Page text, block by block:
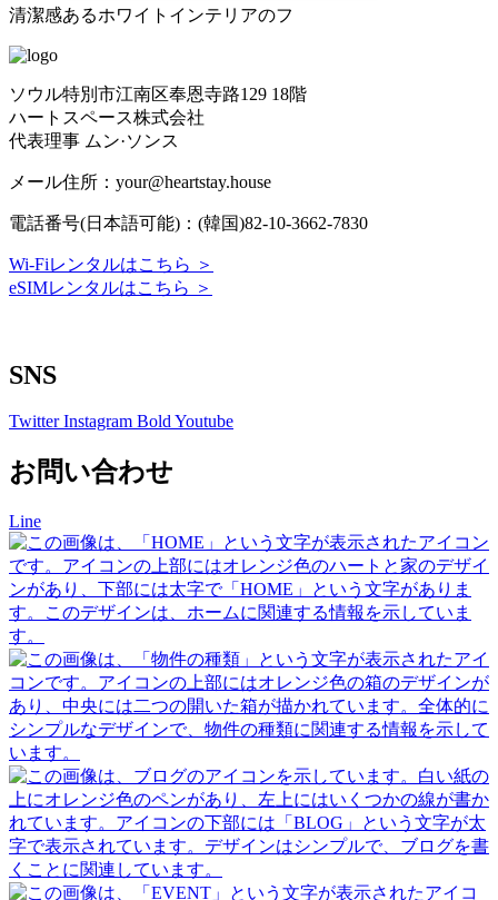
清潔感あるホワイトインテリアのフ
ソウル特別市江南区奉恩寺路129 18階
ハートスペース株式会社
代表理事 ムン·ソンス
メール住所：your@heartstay.house
電話番号(日本語可能)：(韓国)82-10-3662-7830
Wi-Fiレンタルはこちら ＞
eSIMレンタルはこちら ＞
SNS
Twitter Instagram BoldYoutube
お問い合わせ
Line